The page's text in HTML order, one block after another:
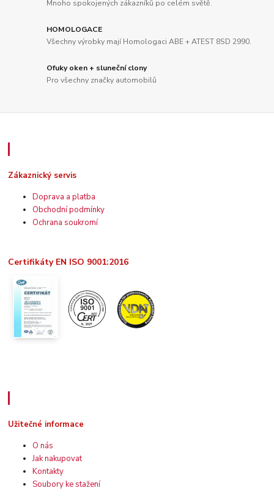
Mnoho spokojených zákazníků po celém světě.
HOMOLOGACE
Všechny výrobky mají Homologaci ABE + ATEST 8SD 2990.
Ofuky oken + sluneční clony
Pro všechny značky automobilů
Zákaznický servis
Doprava a platba
Obchodní podmínky
Ochrana soukromí
Certifikáty EN ISO 9001:2016
Užitečné informace
O nás
Jak nakupovat
Kontakty
Soubory ke stažení